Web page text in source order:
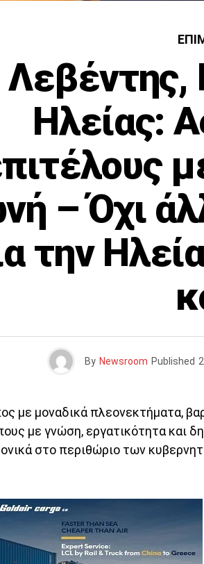
Λεβέντης,
Ηλείας:
– Όχι
την
By Newsroom Published
με μοναδικά πλεονεκτήματα,
με γνώση, εργατικότητα και
στο περιθώριο των